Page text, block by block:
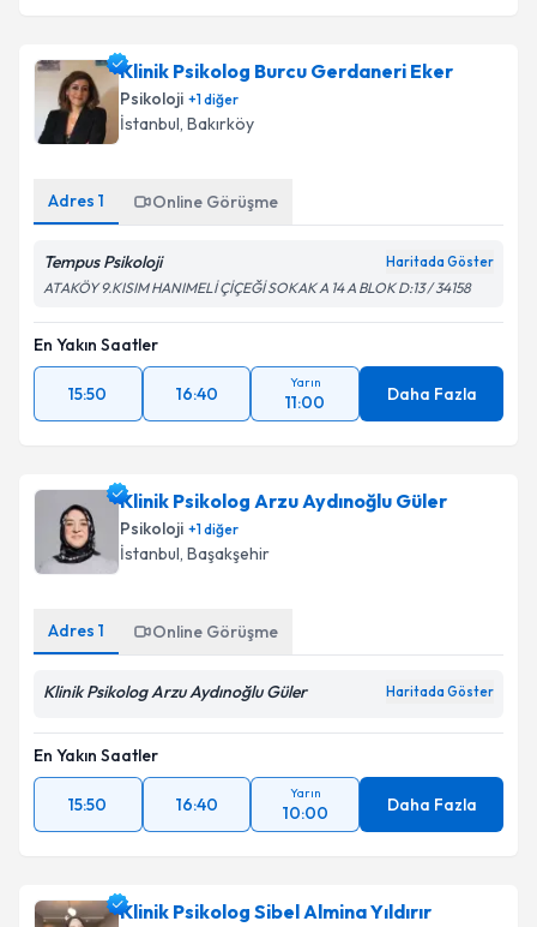
Klinik Psikolog Burcu Gerdaneri Eker
Psikoloji +1diğer
İstanbul, Bakırköy
Adres 1 Online Görüşme
Tempus Psikoloji Haritada Göster
ATAKÖY 9.KISIM HANIMELİ ÇİÇEĞİ SOKAK A 14 A BLOK D:13 / 34158
En Yakın Saatler
15:50 16:40
Yarın
11:00 Daha Fazla
Klinik Psikolog Arzu Aydınoğlu Güler
Psikoloji +1diğer
İstanbul, Başakşehir
Adres 1 Online Görüşme
Klinik Psikolog Arzu Aydınoğlu Güler Haritada Göster
En Yakın Saatler
15:50 16:40
Yarın
10:00 Daha Fazla
Klinik Psikolog Sibel Almina Yıldırır